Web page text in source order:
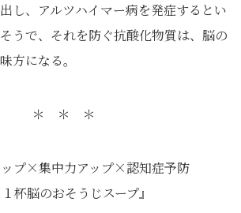
し、アルツハイマー病を発症するとい
うで、それを防ぐ抗酸化物質は、脳の
方になる。
＊ ＊ ＊
ップ×集中力アップ×認知症予防
杯脳のおそうじスープ』